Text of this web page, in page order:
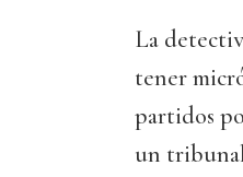
La
tener
partidos
un